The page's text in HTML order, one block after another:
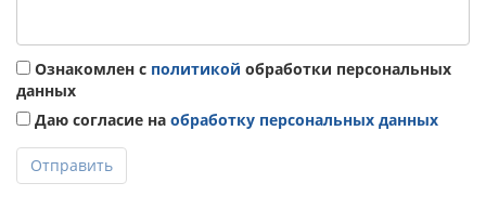
Ознакомлен с политикой обработки персональных
данных
Даю согласие на обработку персональных данных
Отправить